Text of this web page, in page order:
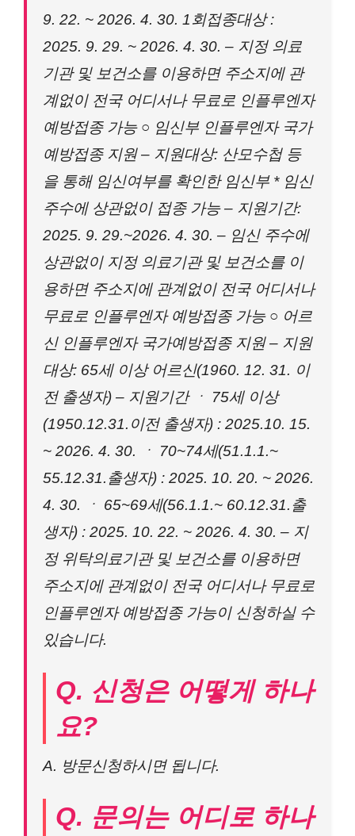
9. 22. ~ 2026. 4. 30. 1회접종대상 :
2025. 9. 29. ~ 2026. 4. 30. – 지정 의료
기관 및 보건소를 이용하면 주소지에 관
계없이 전국 어디서나 무료로 인플루엔자
예방접종 가능 ○ 임신부 인플루엔자 국가
예방접종 지원 – 지원대상: 산모수첩 등
을 통해 임신여부를 확인한 임신부 * 임신
주수에 상관없이 접종 가능 – 지원기간:
2025. 9. 29.~2026. 4. 30. – 임신 주수에
상관없이 지정 의료기관 및 보건소를 이
용하면 주소지에 관계없이 전국 어디서나
무료로 인플루엔자 예방접종 가능 ○ 어르
신 인플루엔자 국가예방접종 지원 – 지원
대상: 65세 이상 어르신(1960. 12. 31. 이
전 출생자) – 지원기간 ㆍ 75세 이상
(1950.12.31.이전 출생자) : 2025.10. 15.
~ 2026. 4. 30. ㆍ 70~74세(51.1.1.~
55.12.31.출생자) : 2025. 10. 20. ~ 2026.
4. 30. ㆍ 65~69세(56.1.1.~ 60.12.31.출
생자) : 2025. 10. 22. ~ 2026. 4. 30. – 지
정 위탁의료기관 및 보건소를 이용하면
주소지에 관계없이 전국 어디서나 무료로
인플루엔자 예방접종 가능이 신청하실 수
있습니다.
Q. 신청은 어떻게 하나
요?
A. 방문신청하시면 됩니다.
Q. 문의는 어디로 하나